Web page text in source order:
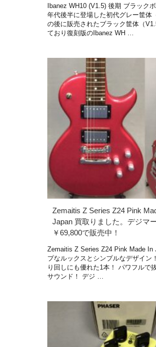
Ibanez WH10 (V1.5) 後期 ブラック
年代後半に登場した初代グレー筐体
の後に販売されたブラック筐体（
ており復刻版のIbanez WH …
Zemaitis Z Series Z24 Pink
Japan 買取りました。デジマ
￥69,800で販売中！
Zemaitis Z Series Z24 Pink Made In
プなルックスとシンプルなデザイン
り回しにも優れた1本！ パワフルで
サウンド！ デジ …